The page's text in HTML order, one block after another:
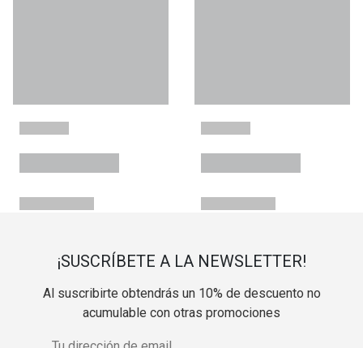
¡SUSCRÍBETE A LA NEWSLETTER!
Al suscribirte obtendrás un 10% de descuento no
acumulable con otras promociones